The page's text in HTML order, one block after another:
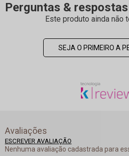
Perguntas & respostas
Este produto ainda não
SEJA O PRIMEIRO A
Avaliações
ESCREVER AVALIAÇÃO
Nenhuma avaliação cadastrada para